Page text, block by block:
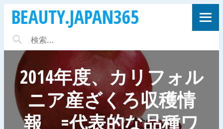
BEAUTY.JAPAN365
2014年度、カリフォル
ニア産ざくろ収穫情
報 =代表的な品種ワ